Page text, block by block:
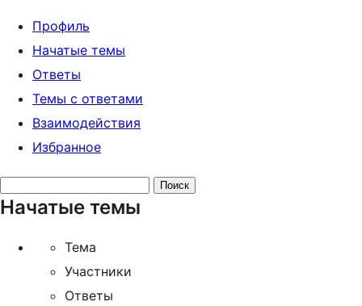
Профиль
Начатые темы
Ответы
Темы с ответами
Взаимодействия
Избранное
тем:
Начатые темы
Тема
Участники
Ответы